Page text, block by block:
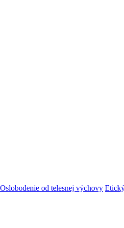
Oslobodenie od telesnej výchovy